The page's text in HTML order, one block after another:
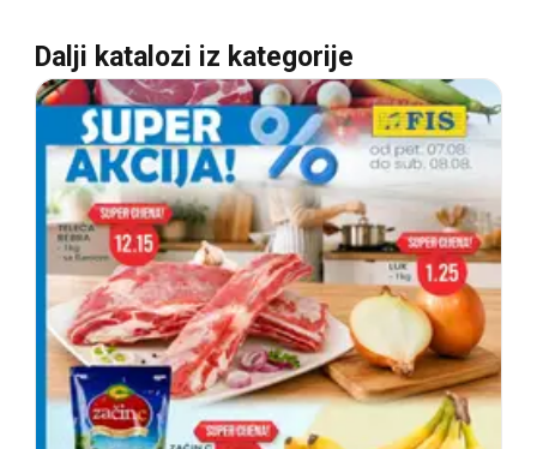
Dalji katalozi iz kategorije